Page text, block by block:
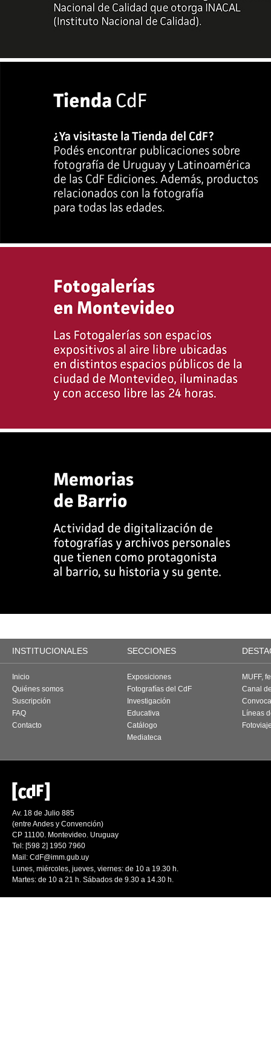
INSTITUCIONALES SECCIONES
Inicio
Quiénes somos
Suscripción
FAQ
Contacto
Exposiciones
Fotografías del CdF
Investigación
Educativa
Catálogo
Mediateca
MUFF,
Canal
Líneas
Av. 18 de Julio 885
(entre Andes y Convención)
CP 11100. Montevideo. Uruguay
Tel: [598 2] 1950 7960
Mail: CdF@imm.gub.uy
Lunes, miércoles, jueves, viernes: de 10 a 19.30 h.
Martes: de 10 a 21 h. Sábados de 9.30 a 14.30 h.